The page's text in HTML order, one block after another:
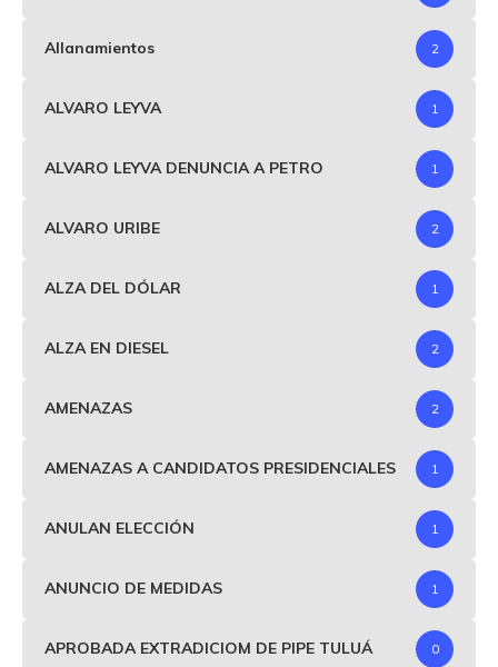
Allanamientos 2
ALVARO LEYVA 1
ALVARO LEYVA DENUNCIA A PETRO 1
ALVARO URIBE 2
ALZA DEL DÓLAR 1
ALZA EN DIESEL 2
AMENAZAS 2
AMENAZAS A CANDIDATOS PRESIDENCIALES 1
ANULAN ELECCIÓN 1
ANUNCIO DE MEDIDAS 1
APROBADA EXTRADICIOM DE PIPE TULUÁ 0